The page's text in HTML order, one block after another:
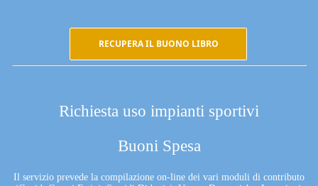
RECUPERA IL BUONO LIBRO
Richiesta uso impianti sportivi
Buoni Spesa
Il servizio prevede la compilazione on-line dei vari moduli di contributo